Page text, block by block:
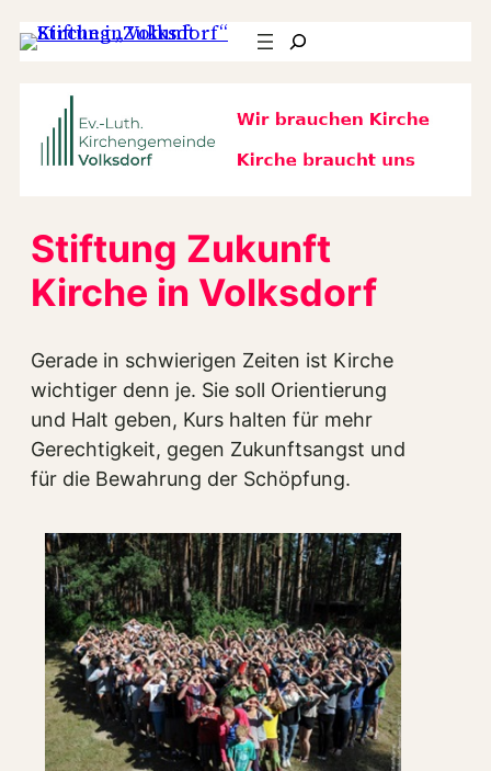
Suchen
Stiftung Zukunft
Kirche in Volksdorf
Gerade in schwierigen Zeiten ist Kirche
wichtiger denn je. Sie soll Orientierung
und Halt geben, Kurs halten für mehr
Gerechtigkeit, gegen Zukunftsangst und
für die Bewahrung der Schöpfung.